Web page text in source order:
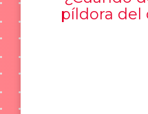
píldora del